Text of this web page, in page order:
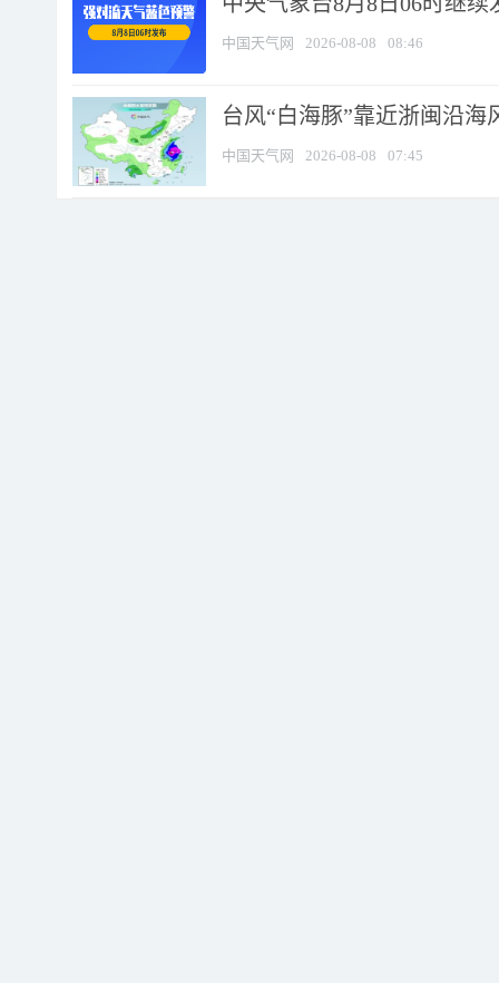
中国天气网 2026-08-08 08:46
台风“白海豚”靠近浙闽沿
中国天气网 2026-08-08 07:45